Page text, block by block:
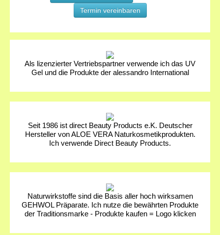
Termin vereinbaren
Als lizenzierter Vertriebspartner verwende ich das UV
Gel und die Produkte der alessandro International
Seit 1986 ist direct Beauty Products e.K. Deutscher
Hersteller von ALOE VERA Naturkosmetikprodukten.
Ich verwende Direct Beauty Products.
Naturwirkstoffe sind die Basis aller hoch wirksamen
GEHWOL Präparate. Ich nutze die bewährten Produkte
der Traditionsmarke - Produkte kaufen = Logo klicken